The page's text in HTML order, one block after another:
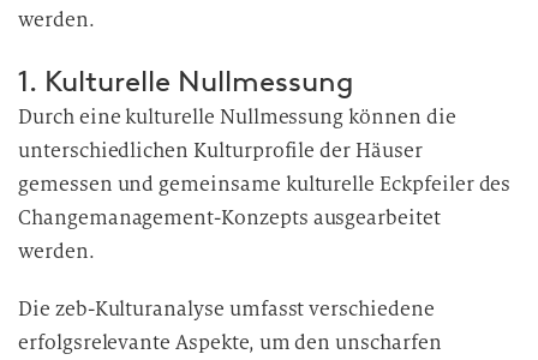
werden.
1. Kulturelle Nullmessung
Durch eine kulturelle Nullmessung können die
unterschiedlichen Kulturprofile der Häuser
gemessen und gemeinsame kulturelle Eckpfeiler des
Changemanagement-Konzepts ausgearbeitet
werden.
Die zeb-Kulturanalyse umfasst verschiedene
erfolgsrelevante Aspekte, um den unscharfen